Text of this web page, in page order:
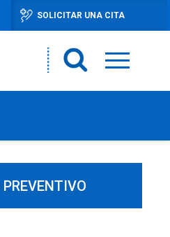
SOLICITAR UNA CITA